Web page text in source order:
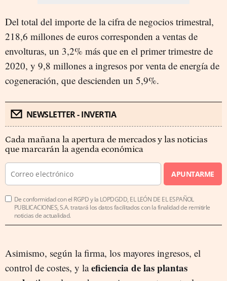
Del total del importe de la cifra de negocios trimestral,
218,6 millones de euros corresponden a ventas de
envolturas, un 3,2% más que en el primer trimestre de
2020, y 9,8 millones a ingresos por venta de energía de
cogeneración, que descienden un 5,9%.
NEWSLETTER - INVERTIA
Cada mañana la apertura de mercados y las noticias
que marcarán la agenda económica
APUNTARME
De conformidad con el RGPD y la LOPDGDD, EL LEÓN DE EL ESPAÑOL
PUBLICACIONES, S.A. tratará los datos facilitados con la finalidad de remitirle
noticias de actualidad.
Asimismo, según la firma, los mayores ingresos, el
control de costes, y laeficiencia de las plantas